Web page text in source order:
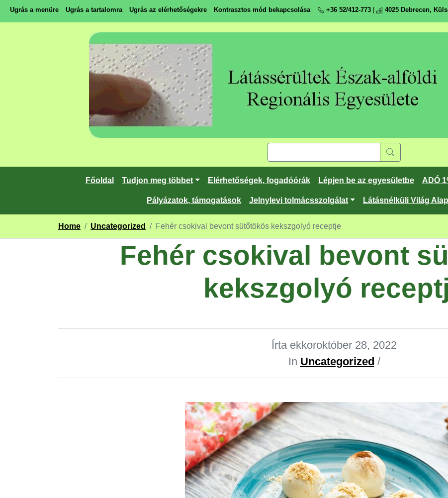
Ugrás a menüre Ugrás a tartalomra Ugrás az elérhetőségekre Kontrasztos mód bekapcsolása +36 52/412-773 4025 Debrecen,
Főoldal Tudjon meg többet Elérhetőségek, fogadóórák Lépjen be az egyesületbe ADÓ
Pályázatok, támogatások Jelnylevi tolmácsszolgálat Látásnélküli Világ
Home / Uncategorized / Fehér csokival bevont sütőtökös kekszgolyó receptje
Fehér csokival bevont
kekszgolyó
Írta ekkoroktóber 28, 2022
In Uncategorized /